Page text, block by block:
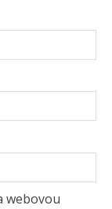
webovou